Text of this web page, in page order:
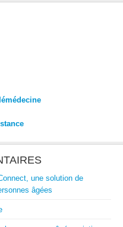
une solution de
âgées